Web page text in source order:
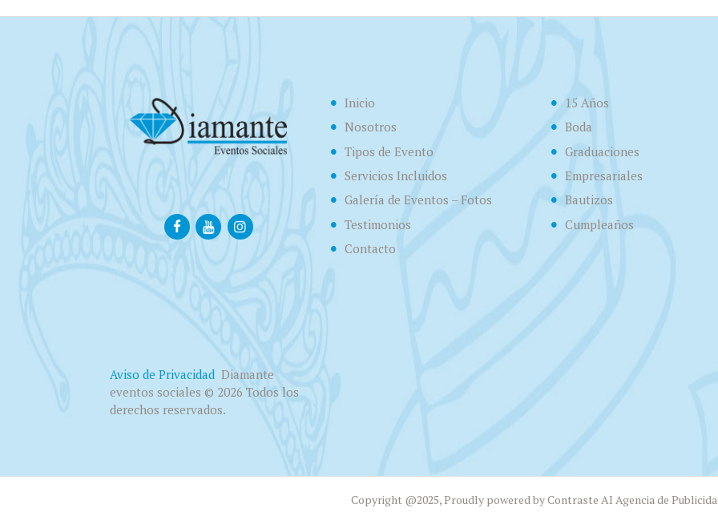
Inicio
Nosotros
Tipos de Evento
Servicios Incluidos
Galería de Eventos – Fotos
Testimonios
Contacto
15 Años
Boda
Graduaciones
Empresariales
Bautizos
Cumpleaños
Aviso de Privacidad Diamante
eventos sociales © 2026 Todos los
derechos reservados.
Copyright @2025, Proudly powered by Contraste AI Agencia de